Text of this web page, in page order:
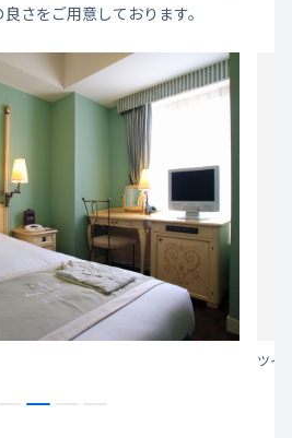
さをご用意しております。
ツイ